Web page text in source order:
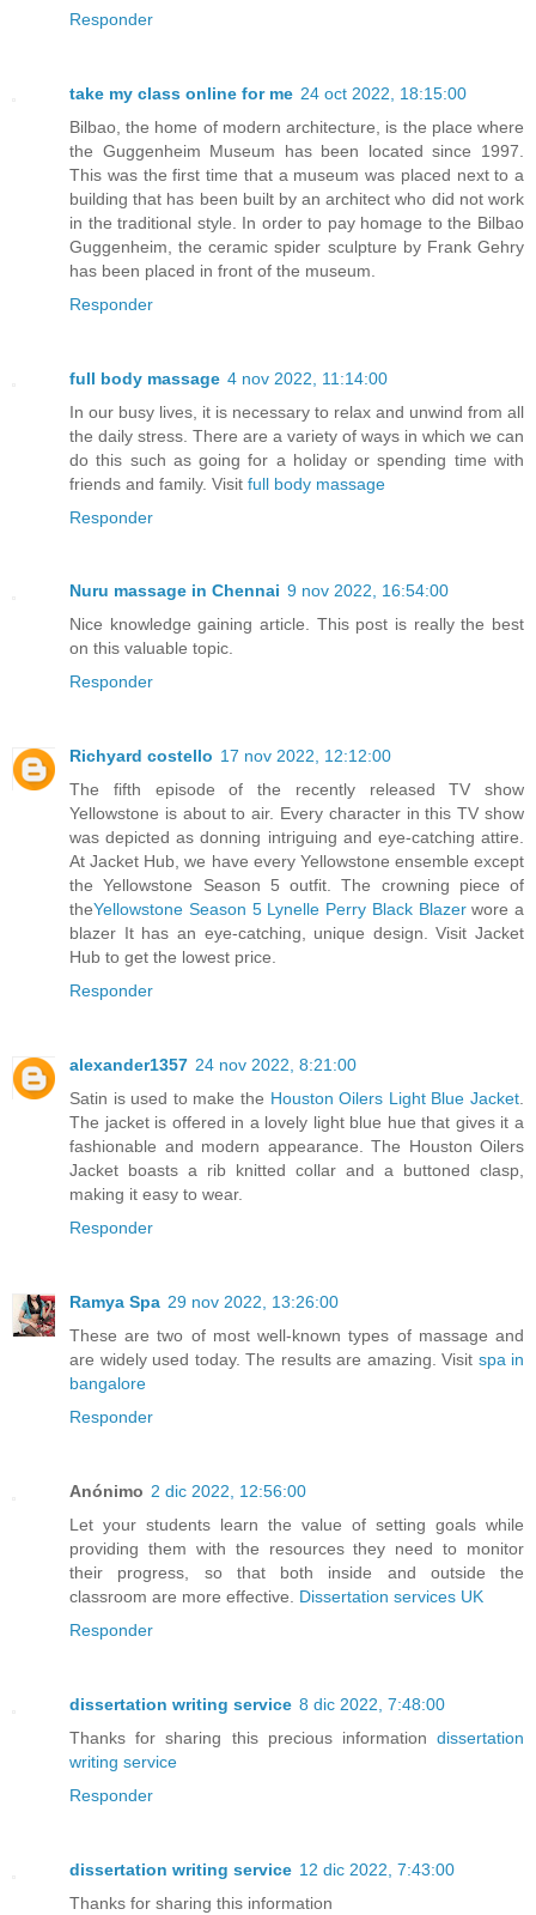
Responder
take my class online for me 24 oct 2022, 18:15:00
Bilbao, the home of modern architecture, is the place where
the Guggenheim Museum has been located since 1997.
This was the first time that a museum was placed next to a
building that has been built by an architect who did not work
in the traditional style. In order to pay homage to the Bilbao
Guggenheim, the ceramic spider sculpture by Frank Gehry
has been placed in front of the museum.
Responder
full body massage 4 nov 2022, 11:14:00
In our busy lives, it is necessary to relax and unwind from all
the daily stress. There are a variety of ways in which we can
do this such as going for a holiday or spending time with
friends and family. Visit full body massage
Responder
Nuru massage in Chennai 9 nov 2022, 16:54:00
Nice knowledge gaining article. This post is really the best
on this valuable topic.
Responder
Richyard costello 17 nov 2022, 12:12:00
The fifth episode of the recently released TV show
Yellowstone is about to air. Every character in this TV show
was depicted as donning intriguing and eye-catching attire.
At Jacket Hub, we have every Yellowstone ensemble except
the Yellowstone Season 5 outfit. The crowning piece of
theYellowstone Season 5 Lynelle Perry Black Blazerwore a
blazer It has an eye-catching, unique design. Visit Jacket
Hub to get the lowest price.
Responder
alexander1357 24 nov 2022, 8:21:00
Satin is used to make the Houston Oilers Light Blue Jacket.
The jacket is offered in a lovely light blue hue that gives it a
fashionable and modern appearance. The Houston Oilers
Jacket boasts a rib knitted collar and a buttoned clasp,
making it easy to wear.
Responder
Ramya Spa 29 nov 2022, 13:26:00
These are two of most well-known types of massage and
are widely used today. The results are amazing. Visit spa in
bangalore
Responder
Anónimo 2 dic 2022, 12:56:00
Let your students learn the value of setting goals while
providing them with the resources they need to monitor
their progress, so that both inside and outside the
classroom are more effective. Dissertation services UK
Responder
dissertation writing service 8 dic 2022, 7:48:00
Thanks for sharing this precious information dissertation
writing service
Responder
dissertation writing service 12 dic 2022, 7:43:00
Thanks for sharing this information